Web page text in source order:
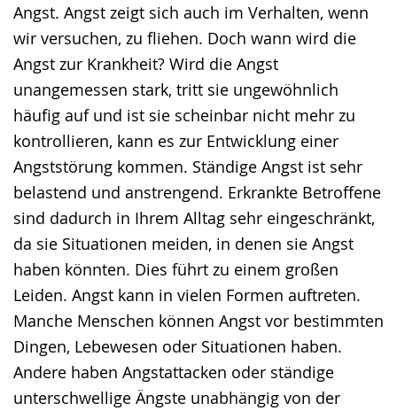
Angst. Angst zeigt sich auch im Verhalten, wenn
wir versuchen, zu fliehen. Doch wann wird die
Angst zur Krankheit? Wird die Angst
unangemessen stark, tritt sie ungewöhnlich
häufig auf und ist sie scheinbar nicht mehr zu
kontrollieren, kann es zur Entwicklung einer
Angststörung kommen. Ständige Angst ist sehr
belastend und anstrengend. Erkrankte Betroffene
sind dadurch in Ihrem Alltag sehr eingeschränkt,
da sie Situationen meiden, in denen sie Angst
haben könnten. Dies führt zu einem großen
Leiden. Angst kann in vielen Formen auftreten.
Manche Menschen können Angst vor bestimmten
Dingen, Lebewesen oder Situationen haben.
Andere haben Angstattacken oder ständige
unterschwellige Ängste unabhängig von der